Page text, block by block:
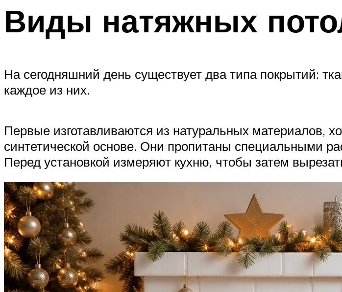
Виды натяжных
На сегодняшний день существует два типа покрытий:
каждое из них.
Первые изготавливаются из натуральных материалов,
синтетической основе. Они пропитаны специальными
Перед установкой измеряют кухню, чтобы затем